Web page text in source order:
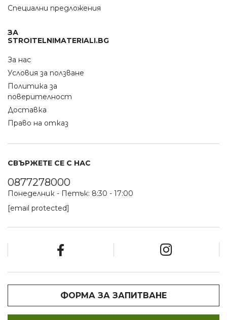
Специални предложения
ЗА
STROITELNIMATERIALI.BG
За нас
Условия за ползване
Политика за
поверителност
Доставка
Право на отказ
СВЪРЖЕТЕ СЕ С НАС
0877278000
Понеделник - Петък: 8:30 - 17:00
[email protected]
ФОРМА ЗА ЗАПИТВАНЕ